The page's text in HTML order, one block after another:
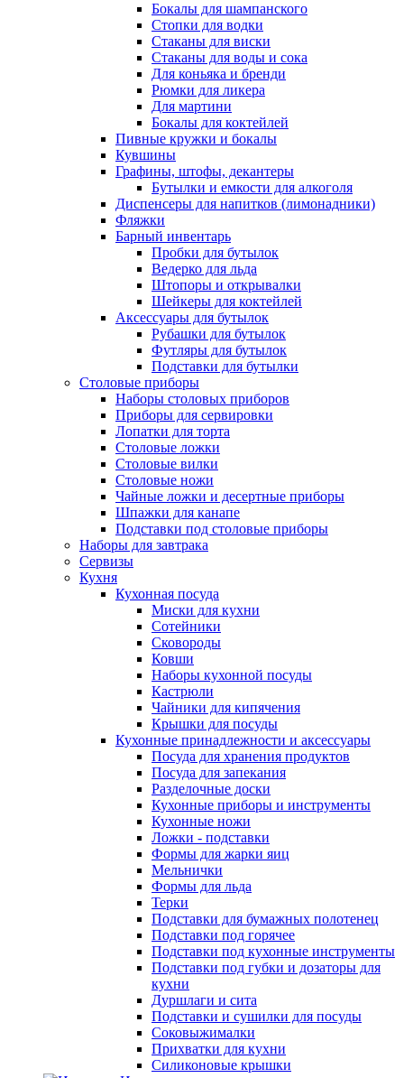
Бокалы для шампанского
Стопки для водки
Стаканы для виски
Стаканы для воды и сока
Для коньяка и бренди
Рюмки для ликера
Для мартини
Бокалы для коктейлей
Пивные кружки и бокалы
Кувшины
Графины, штофы, декантеры
Бутылки и емкости для алкоголя
Диспенсеры для напитков (лимонадники)
Фляжки
Барный инвентарь
Пробки для бутылок
Ведерко для льда
Штопоры и открывалки
Шейкеры для коктейлей
Аксессуары для бутылок
Рубашки для бутылок
Футляры для бутылок
Подставки для бутылки
Столовые приборы
Наборы столовых приборов
Приборы для сервировки
Лопатки для торта
Столовые ложки
Столовые вилки
Столовые ножи
Чайные ложки и десертные приборы
Шпажки для канапе
Подставки под столовые приборы
Наборы для завтрака
Сервизы
Кухня
Кухонная посуда
Миски для кухни
Сотейники
Сковороды
Ковши
Наборы кухонной посуды
Кастрюли
Чайники для кипячения
Крышки для посуды
Кухонные принадлежности и аксессуары
Посуда для хранения продуктов
Посуда для запекания
Разделочные доски
Кухонные приборы и инструменты
Кухонные ножи
Ложки - подставки
Формы для жарки яиц
Мельнички
Формы для льда
Терки
Подставки для бумажных полотенец
Подставки под горячее
Подставки под кухонные инструменты
Подставки под губки и дозаторы для
кухни
Дуршлаги и сита
Подставки и сушилки для посуды
Соковыжималки
Прихватки для кухни
Силиконовые крышки